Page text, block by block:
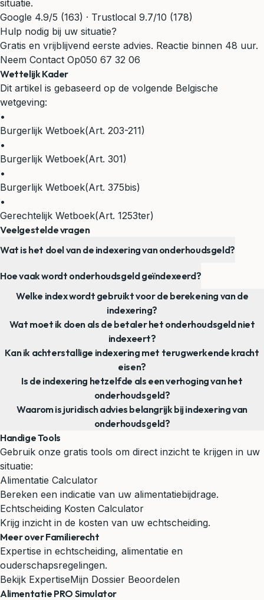
situatie.
Google 4.9/5 (163) · Trustlocal 9.7/10 (178)
Hulp nodig bij uw situatie?
Gratis en vrijblijvend eerste advies. Reactie binnen 48 uur.
Neem Contact Op050 67 32 06
Wettelijk Kader
Dit artikel is gebaseerd op de volgende Belgische
wetgeving:
•
Burgerlijk Wetboek(Art. 203-211)
•
Burgerlijk Wetboek(Art. 301)
•
Burgerlijk Wetboek(Art. 375bis)
•
Gerechtelijk Wetboek(Art. 1253ter)
Veelgestelde vragen
Wat is het doel van de indexering van onderhoudsgeld?
Hoe vaak wordt onderhoudsgeld geïndexeerd?
Welke index wordt gebruikt voor de berekening van de
indexering?
Wat moet ik doen als de betaler het onderhoudsgeld niet
indexeert?
Kan ik achterstallige indexering met terugwerkende kracht
eisen?
Is de indexering hetzelfde als een verhoging van het
onderhoudsgeld?
Waarom is juridisch advies belangrijk bij indexering van
onderhoudsgeld?
Handige Tools
Gebruik onze gratis tools om direct inzicht te krijgen in uw
situatie:
Alimentatie Calculator
Bereken een indicatie van uw alimentatiebijdrage.
Echtscheiding Kosten Calculator
Krijg inzicht in de kosten van uw echtscheiding.
Meer over Familierecht
Expertise in echtscheiding, alimentatie en
ouderschapsregelingen.
Bekijk ExpertiseMijn Dossier Beoordelen
Alimentatie PRO Simulator